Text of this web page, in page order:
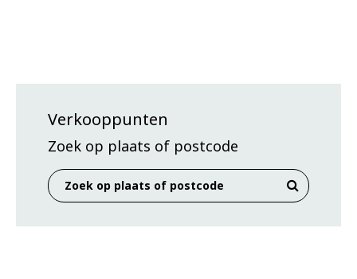
Verkooppunten
Zoek op plaats of postcode